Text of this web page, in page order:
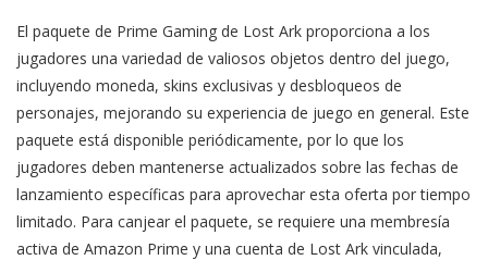
El paquete de Prime Gaming de Lost Ark proporciona a los
jugadores una variedad de valiosos objetos dentro del juego,
incluyendo moneda, skins exclusivas y desbloqueos de
personajes, mejorando su experiencia de juego en general. Este
paquete está disponible periódicamente, por lo que los
jugadores deben mantenerse actualizados sobre las fechas de
lanzamiento específicas para aprovechar esta oferta por tiempo
limitado. Para canjear el paquete, se requiere una membresía
activa de Amazon Prime y una cuenta de Lost Ark vinculada,